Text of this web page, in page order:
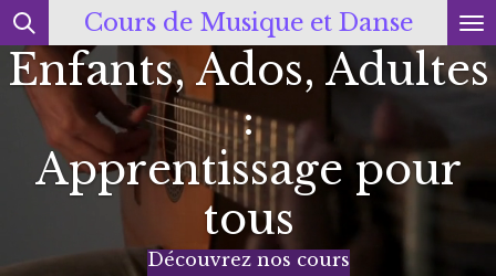
Passer
au
contenu
principal
Cours de Musique et Danse
Enfants, Ados, Adultes
:
Apprentissage pour
tous
Découvrez nos cours